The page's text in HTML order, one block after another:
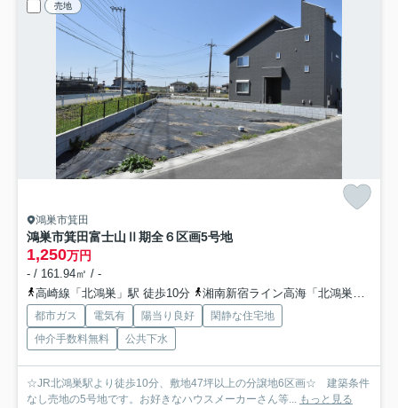
売地
鴻巣市箕田
鴻巣市箕田富士山Ⅱ期全６区画5号地
1,250万円
- / 161.94㎡ / -
高崎線「北鴻巣」駅 徒歩10分
湘南新宿ライン高海「北鴻巣」駅 徒歩10分
都市ガス 電気有 陽当り良好
閑静な住宅地
仲介手数料無料
公共下水
☆JR北鴻巣駅より徒歩10分、敷地47坪以上の分譲地6区画☆ 建築条件
なし売地の5号地です。お好きなハウスメーカーさん等... もっと見る